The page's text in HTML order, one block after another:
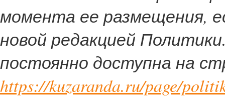
момента ее размещения,
новой редакцией
постоянно доступна на
https://kuzaranda.ru/page/